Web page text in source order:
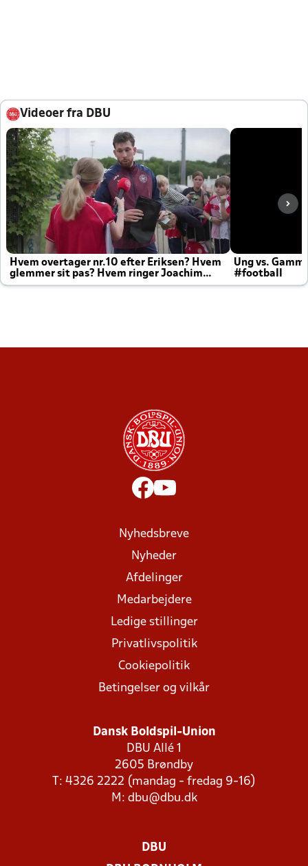
Videoer fra DBU
Hvem overtager nr.10 efter Eriksen? Hvem
glemmer sit pas? Hvem ringer Joachim
altid til efter kampe?
Ung vs.
#football
Nyhedsbreve
Nyheder
Afdelinger
Medarbejdere
Ledige stillinger
Privatlivspolitik
Cookiepolitik
Betingelser og vilkår
Dansk Boldspil-Union
DBU Allé 1
2605 Brøndby
T: 4326 2222 (mandag - fredag 9-16)
M: dbu@dbu.dk
DBU